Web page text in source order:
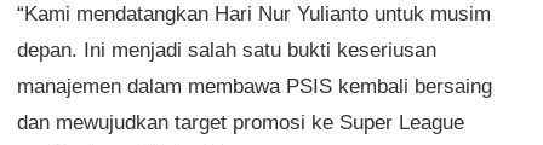
“Kami mendatangkan Hari Nur Yulianto untuk musim
depan. Ini menjadi salah satu bukti keseriusan
manajemen dalam membawa PSIS kembali bersaing
dan mewujudkan target promosi ke Super League